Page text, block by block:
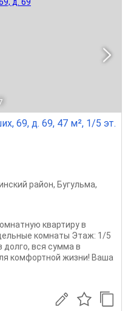
69, д. 69, 47 м², 1/5 эт.
район, Бугульма,
квартиру в
комнаты Этаж: 1/5
долго, вся сумма в
комфортной жизни! Ваша